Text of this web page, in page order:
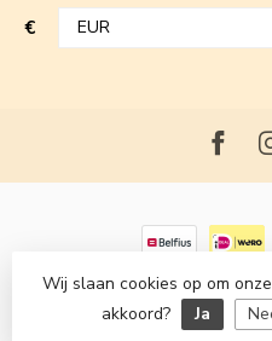
€
© Copyright 2026 Maxime
Lightspeed
Wij slaan cookies op om
akkoord?
Ja